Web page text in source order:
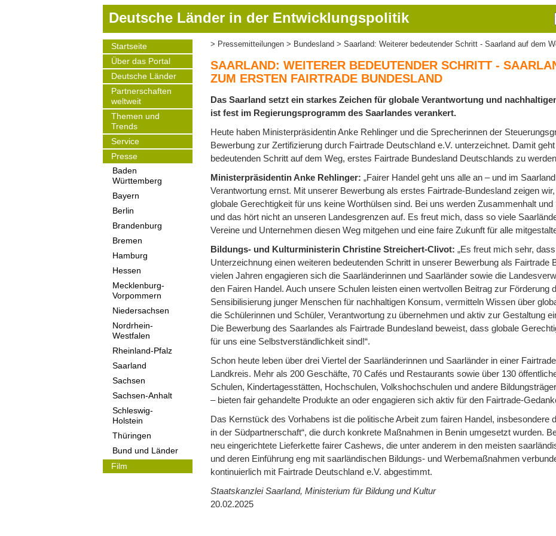
Deutsche Länder in der Entwicklungspolitik
Main
navigation
Startseite
Über das Portal
Deutsche Länder
Partnerschaften
weltweit
Themen und
Trends
Service
Presse
Baden
Württemberg
Bayern
Berlin
Brandenburg
Bremen
Hamburg
Hessen
Mecklenburg-
Vorpommern
Niedersachsen
Nordrhein-
Westfalen
Rheinland-Pfalz
Saarland
Sachsen
Sachsen-Anhalt
Schleswig-
Holstein
Thüringen
Bund und Länder
Film
Pfadnavigation
Pressemitteilungen Bundesland Saarland: Weiterer bedeutender Schritt - Saarland auf dem
SAARLAND: WEITERER BEDEUTENDER SCHRITT -
ZUM ERSTEN FAIRTRADE BUNDESLAND
Das Saarland setzt ein starkes Zeichen für globale Verantwortung und
ist fest im Regierungsprogramm des Saarlandes verankert.
Heute haben Ministerpräsidentin Anke Rehlinger und die Sprecherinnen der
Bewerbung zur Zertifizierung durch Fairtrade Deutschland e.V. unterzeichnet. Damit
bedeutenden Schritt auf dem Weg, erstes Fairtrade Bundesland Deutschlands zu
Ministerpräsidentin Anke Rehlinger: „Fairer Handel geht uns alle an – und im
Verantwortung ernst. Mit unserer Bewerbung als erstes Fairtrade-Bundesland zeigen
globale Gerechtigkeit für uns keine Worthülsen sind. Bei uns werden Zusammenhalt
und das hört nicht an unseren Landesgrenzen auf. Es freut mich, dass so viele
Vereine und Unternehmen diesen Weg mitgehen und eine faire Zukunft für alle
Bildungs- und Kulturministerin Christine Streichert-Clivot: „Es freut mich sehr,
Unterzeichnung einen weiteren bedeutenden Schritt in unserer Bewerbung als Fairtrade
vielen Jahren engagieren sich die Saarländerinnen und Saarländer sowie die
den Fairen Handel. Auch unsere Schulen leisten einen wertvollen Beitrag zur Förderung
Sensibilisierung junger Menschen für nachhaltigen Konsum, vermitteln Wissen über
die Schülerinnen und Schüler, Verantwortung zu übernehmen und aktiv zur Gestaltung
Die Bewerbung des Saarlandes als Fairtrade Bundesland beweist, dass globale
für uns eine Selbstverständlichkeit sind!“.
Schon heute leben über drei Viertel der Saarländerinnen und Saarländer in einer
Landkreis. Mehr als 200 Geschäfte, 70 Cafés und Restaurants sowie über 130
Schulen, Kindertagesstätten, Hochschulen, Volkshochschulen und andere
– bieten fair gehandelte Produkte an oder engagieren sich aktiv für den Fairtrade-
Das Kernstück des Vorhabens ist die politische Arbeit zum fairen Handel, insbesondere
in der Südpartnerschaft“, die durch konkrete Maßnahmen in Benin umgesetzt wurden.
neu eingerichtete Lieferkette fairer Cashews, die unter anderem in den meisten
und deren Einführung eng mit saarländischen Bildungs- und Werbemaßnahmen
kontinuierlich mit Fairtrade Deutschland e.V. abgestimmt.
Staatskanzlei Saarland, Ministerium für Bildung und Kultur
20.02.2025